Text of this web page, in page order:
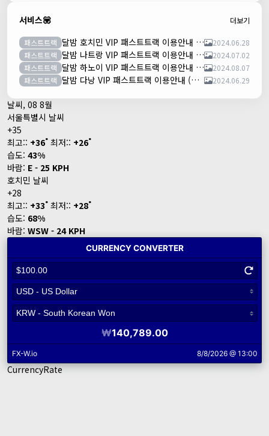
서비스💟 더보기
패스트트랙 달밤 호치민 VIP 패스트트랙 이용안내 (떤션넛공항)
2024.06.28
패스트트랙
달밤 나트랑 VIP 패스트트랙 이용안내 (깜란공항)
2024.07.02
패스트트랙
달밤 하노이 VIP 패스트트랙 이용안내 (노이바이공항)
2024.08.07
패스트트랙
달밤 다낭 VIP 패스트트랙 이용안내 (다낭국제공항) 2024.06.29
날씨, 08 8월
서울특별시 날씨
+35
최고:: +36° 최저:: +26°
습도: 43%
바람: E - 25 KPH
호치민 날씨
+28
최고:: +33° 최저:: +28°
습도: 68%
바람: WSW - 24 KPH
CurrencyRate